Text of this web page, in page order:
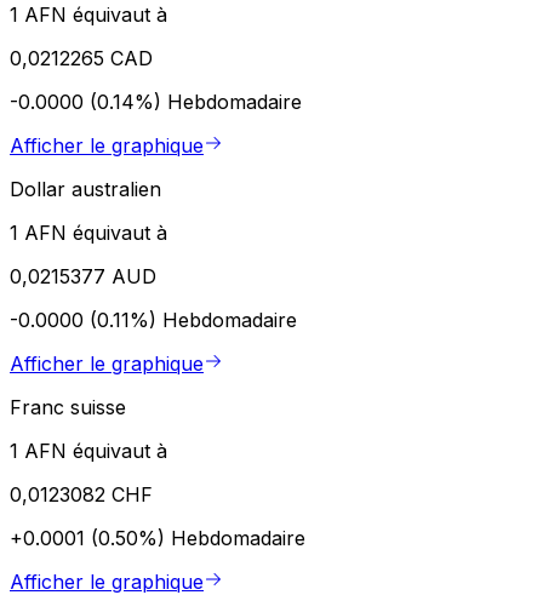
1 AFN équivaut à
0,0212265 CAD
-0.0000 (0.14%) Hebdomadaire
Afficher le graphique
Dollar australien
1 AFN équivaut à
0,0215377 AUD
-0.0000 (0.11%) Hebdomadaire
Afficher le graphique
Franc suisse
1 AFN équivaut à
0,0123082 CHF
+0.0001 (0.50%) Hebdomadaire
Afficher le graphique